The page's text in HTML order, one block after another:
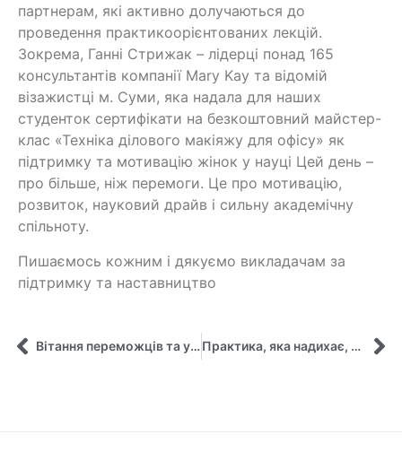
партнерам, які активно долучаються до
проведення практикоорієнтованих лекцій.
Зокрема, Ганні Стрижак – лідерці понад 165
консультантів компанії Mary Kay та відомій
візажистці м. Суми, яка надала для наших
студенток сертифікати на безкоштовний майстер-
клас «Техніка ділового макіяжу для офісу» як
підтримку та мотивацію жінок у науці Цей день –
про більше, ніж перемоги. Це про мотивацію,
розвиток, науковий драйв і сильну академічну
спільноту.
Пишаємось кожним і дякуємо викладачам за
підтримку та наставництво
Вітання переможців та учасників Конкурсу й олімпіади! Практика, яка надихає, та знання, що працюють у реальному світі!